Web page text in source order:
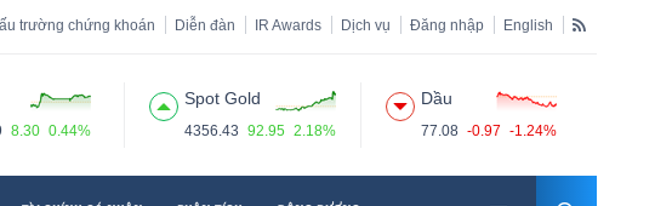
trường chứng khoán Diễn đàn IR Awards Dịch vụ Đăng nhập English
8.30 0.44%
Spot Gold
4356.43 92.95 2.18%
Dầu
77.08 -0.97 -1.24%